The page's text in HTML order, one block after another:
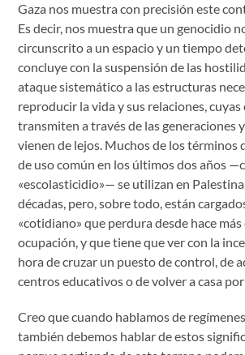
Gaza nos muestra con precisión este
Es decir, nos muestra que un genocidio
circunscrito a un espacio y un tiempo
concluye con la suspensión de las
ataque sistemático a las estructuras
reproducir la vida y sus relaciones, cuyas
transmiten a través de las generaciones
vienen de lejos. Muchos de los términos
de uso común en los últimos dos años
«escolasticidio»— se utilizan en
décadas, pero, sobre todo, están
«cotidiano» que perdura desde hace más
ocupación, y que tiene que ver con la
hora de cruzar un puesto de control, de
centros educativos o de volver a casa
Creo que cuando hablamos de
también debemos hablar de estos